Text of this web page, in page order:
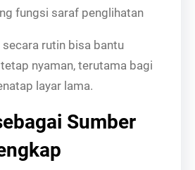
fungsi saraf penglihatan
rutin bisa bantu
nyaman, terutama bagi
layar lama.
Sumber